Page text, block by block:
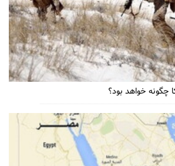
چگونه خواهد بود؟